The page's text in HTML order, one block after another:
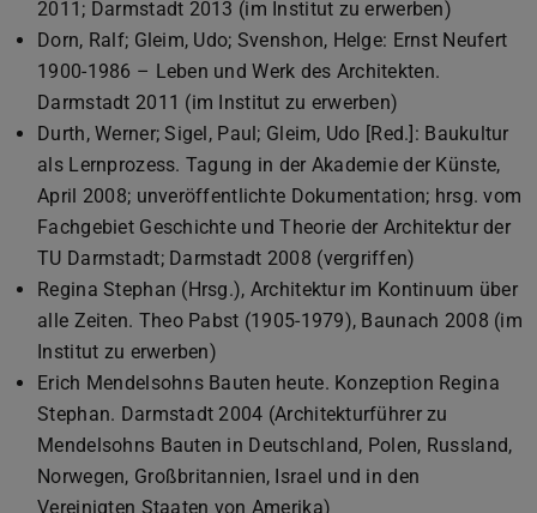
2011; Darmstadt 2013 (im Institut zu erwerben)
Dorn, Ralf; Gleim, Udo; Svenshon, Helge: Ernst Neufert
1900-1986 – Leben und Werk des Architekten.
Darmstadt 2011 (im Institut zu erwerben)
Durth, Werner; Sigel, Paul; Gleim, Udo [Red.]: Baukultur
als Lernprozess. Tagung in der Akademie der Künste,
April 2008; unveröffentlichte Dokumentation; hrsg. vom
Fachgebiet Geschichte und Theorie der Architektur der
TU Darmstadt; Darmstadt 2008 (vergriffen)
Regina Stephan (Hrsg.), Architektur im Kontinuum über
alle Zeiten. Theo Pabst (1905-1979), Baunach 2008 (im
Institut zu erwerben)
Erich Mendelsohns Bauten heute. Konzeption Regina
Stephan. Darmstadt 2004 (Architekturführer zu
Mendelsohns Bauten in Deutschland, Polen, Russland,
Norwegen, Großbritannien, Israel und in den
Vereinigten Staaten von Amerika)